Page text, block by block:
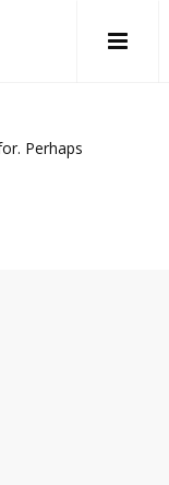
Perhaps